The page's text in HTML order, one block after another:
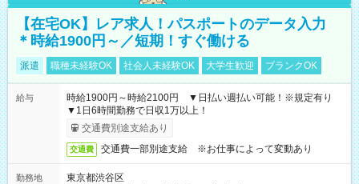
【在宅OK】レア求人！パスポートのデータ入力
＊時給1900円～／短期！すぐ働ける
派遣 職種未経験OK 社会人未経験OK 大学生歓迎 ブランクOK
給与
時給1900円～時給2100円 ▼日払い週払い可能！※規定有り
▼1日6時間勤務で日収1万以上！
交通費別途支給あり
交通費 交通費一部別途支給 ※お仕事によって変動あり
勤務地
東京都渋谷区